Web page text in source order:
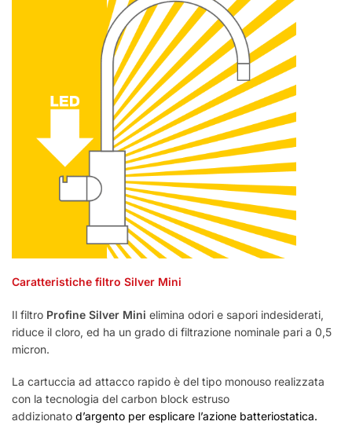
Caratteristiche filtro Silver Mini
Il filtro Profine Silver Mini elimina odori e sapori indesiderati,
riduce il cloro, ed ha un grado di filtrazione nominale pari a 0,5
micron.
La cartuccia ad attacco rapido è del tipo monouso realizzata
con la tecnologia del carbon block estruso
addizionato d’argento per esplicare l’azione batteriostatica.